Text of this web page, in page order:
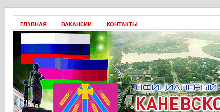
ГЛАВНАЯ ВАКАНСИИ КОНТАКТЫ